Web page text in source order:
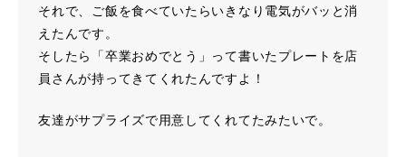
それで、ご飯を食べていたらいきなり電気がバッと消
えたんです。
そしたら「卒業おめでとう」って書いたプレートを店
員さんが持ってきてくれたんですよ！
友達がサプライズで用意してくれてたみたいで。